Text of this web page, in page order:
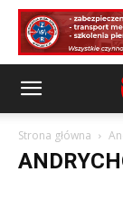
Strona główna